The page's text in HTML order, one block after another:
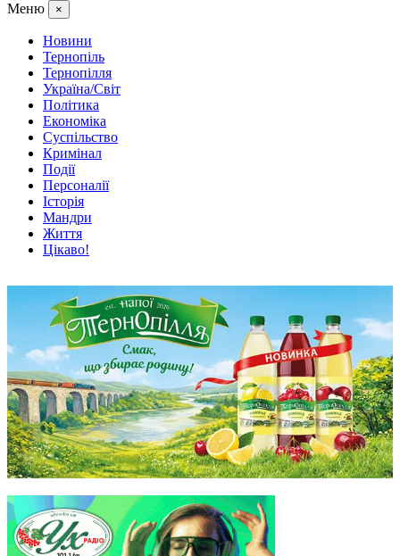
Меню ×
Новини
Тернопіль
Тернопілля
Україна/Світ
Політика
Економіка
Суспільство
Кримінал
Події
Персоналії
Історія
Мандри
Життя
Цікаво!